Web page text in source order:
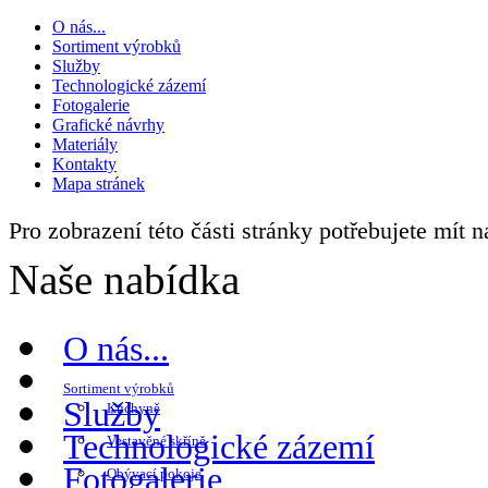
O nás...
Sortiment výrobků
Služby
Technologické zázemí
Fotogalerie
Grafické návrhy
Materiály
Kontakty
Mapa stránek
Pro zobrazení této části stránky potřebujete mít
Naše nabídka
O nás...
Sortiment výrobků
Kuchyně
Vestavěné skříně
Obývací pokoje
Služby
Technologické zázemí
Fotogalerie